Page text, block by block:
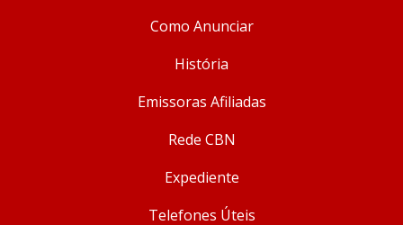
Como Anunciar
História
Emissoras Afiliadas
Rede CBN
Expediente
Telefones Úteis